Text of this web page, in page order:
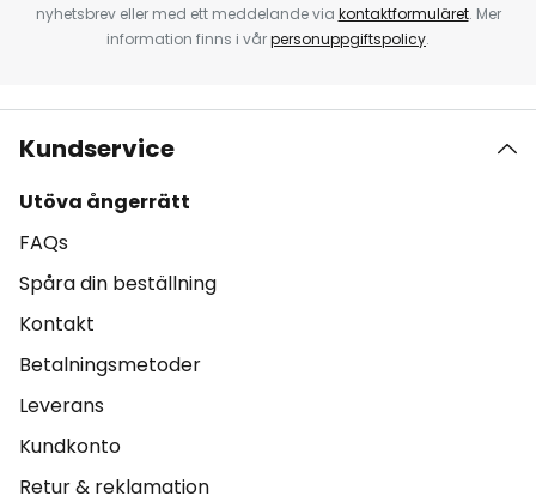
nyhetsbrev eller med ett meddelande via kontaktformuläret. Mer
information finns i vårpersonuppgiftspolicy.
Kundservice
Utöva ångerrätt
FAQs
Spåra din beställning
Kontakt
Betalningsmetoder
Leverans
Kundkonto
Retur & reklamation